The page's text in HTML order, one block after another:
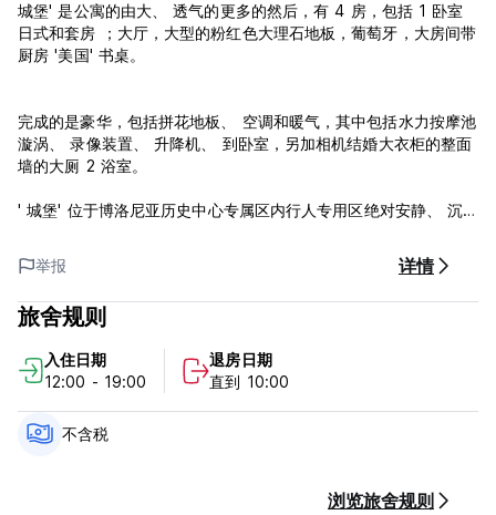
城堡' 是公寓的由大、 透气的更多的然后，有 4 房，包括 1 卧室
日式和套房 ；大厅，大型的粉红色大理石地板，葡萄牙，大房间带
厨房 '美国' 书桌。
完成的是豪华，包括拼花地板、 空调和暖气，其中包括水力按摩池
漩涡、 录像装置、 升降机、 到卧室，另加相机结婚大衣柜的整面
墙的大厕 2 浴室。
' 城堡' 位于博洛尼亚历史中心专属区内行人专用区绝对安静、 沉
数十米是点的最大的旅游景点、 历史和商业心脏的博洛尼亚： 广
场马焦雷，广场 － 德尔离体快繁，圣彼得罗尼奥、 圣彼得大教
堂、 中世纪博物馆、 双城奇谋，通过其店铺，卡武尔广场，通过
爱好者、 舒适可步行到达，是美食的最重要的食肆博洛尼亚，最佳
野外指南，例如，帕帕加洛，戴安娜，我如卡拉契等进行的调查。
我们有的每小时或每天可租用的自行车： 什么更好生活的乐趣和健
康，博洛尼亚的历史中心。
住宅是最佳中心博洛尼亚 Spa，Mythodea，在那里你可以桑拿、
举报 详情
旅舍规则
入住日期
12:00 - 19:00
退房日期
直到 10:00
不含税
浏览旅舍规则